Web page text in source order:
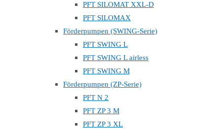
PFT SILOMAT XXL-D
PFT SILOMAX
Förderpumpen (SWING-Serie)
PFT SWING L
PFT SWING L airless
PFT SWING M
Förderpumpen (ZP-Serie)
PFT N 2
PFT ZP 3 M
PFT ZP 3 XL